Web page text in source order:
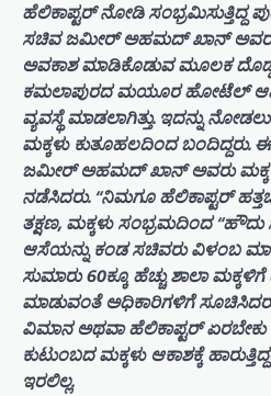
ಹೆಲಿಕಾಪ್ಟರ್ ನೋಡಿ ಸಂಭ್ರಮಿಸುತ್ತಿದ್ದ
ಸಚಿವ ಜಮೀರ್ ಅಹಮದ್ ಖಾನ್ ಅವರು
ಅವಕಾಶ ಮಾಡಿಕೊಡುವ ಮೂಲಕ ದೊಡ್ಡ
ಕಮಲಾಪುರದ ಮಯೂರ ಹೋಟೆಲ್
ವ್ಯವಸ್ಥೆ ಮಾಡಲಾಗಿತ್ತು. ಇದನ್ನು
ಮಕ್ಕಳು ಕುತೂಹಲದಿಂದ ಬಂದಿದ್ದರು.
ಜಮೀರ್ ಅಹಮದ್ ಖಾನ್ ಅವರು
ನಡೆಸಿದರು. “ನಿಮಗೂ ಹೆಲಿಕಾಪ್ಟರ್
ತಕ್ಷಣ, ಮಕ್ಕಳು ಸಂಭ್ರಮದಿಂದ “ಹೌದು
ಆಸೆಯನ್ನು ಕಂಡ ಸಚಿವರು ವಿಳಂಬ
ಸುಮಾರು 60ಕ್ಕೂ ಹೆಚ್ಚು ಶಾಲಾ
ಮಾಡುವಂತೆ ಅಧಿಕಾರಿಗಳಿಗೆ
ವಿಮಾನ ಅಥವಾ ಹೆಲಿಕಾಪ್ಟರ್ ಏರಬೇಕು
ಕುಟುಂಬದ ಮಕ್ಕಳು ಆಕಾಶಕ್ಕೆ
ಇರಲಿಲ್ಲ.